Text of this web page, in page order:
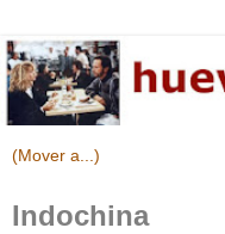
Indochina